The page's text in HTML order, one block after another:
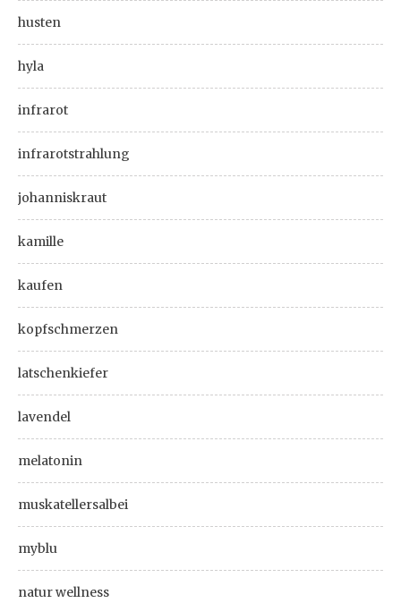
husten
hyla
infrarot
infrarotstrahlung
johanniskraut
kamille
kaufen
kopfschmerzen
latschenkiefer
lavendel
melatonin
muskatellersalbei
myblu
natur wellness